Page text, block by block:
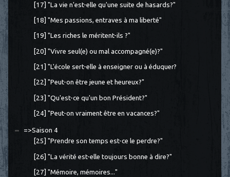
[17] "La vie n'est-elle qu'une suite de hasards?"
[18] "Mes passions, entraves à ma liberté"
[19] "Les riches le méritent-ils ?"
[20] "Vivre seul(e) ou mal accompagné(e)?"
[21] "L'école sert-elle à enseigner ou à éduquer?
[22] "Peut-on être jeune et heureux?"
[23] "Qu'est-ce qu'un bon Président?"
[24] "Peut-on vraiment être en vacances?"
=>Saison 4
[25] "Prendre son temps est-ce le perdre?"
[26] "La vérité est-elle toujours bonne à dire?"
[27] "Mémoire, mémoires..."